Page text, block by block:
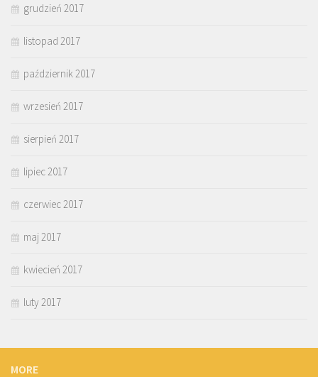
grudzień 2017
listopad 2017
październik 2017
wrzesień 2017
sierpień 2017
lipiec 2017
czerwiec 2017
maj 2017
kwiecień 2017
luty 2017
MORE